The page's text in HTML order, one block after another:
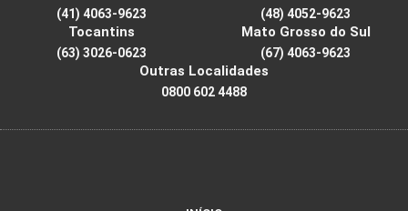
(41) 4063-9623 (48) 4052-9623
Tocantins
(63) 3026-0623
Mato Grosso do Sul
(67) 4063-9623
Outras Localidades
0800 602 4488